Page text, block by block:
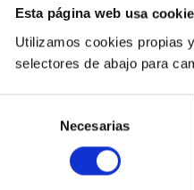
Esta página web usa
Utilizamos cookies propias
selectores de abajo para
consentimiento
Necesarias